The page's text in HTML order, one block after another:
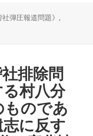
社弾圧報道問題》 ,
排除問
村八分
ものであ
に反す